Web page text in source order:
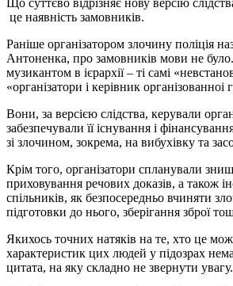
це наявність замовників.
Раніше організатором злочину поліція
Антоненка, про замовників мови не
музикантом в ієрархії – ті самі
«організатори і керівник організованноі
Вони, за версією слідства, керували
забезпечували її існування і
зі злочином, зокрема, на вибухівку та
Крім того, організатори спланували
приховування речових доказів, а також
спільників, як безпосередньо вчиняти
підготовки до нього, зберігання зброї
Якихось точних натяків на те, хто це
характеристик цих людей у підозрах
цитата, на яку складно не звернути увагу.